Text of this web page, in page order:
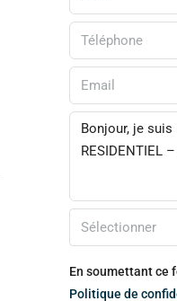
Sélectionner
En soumettant ce
Politique de